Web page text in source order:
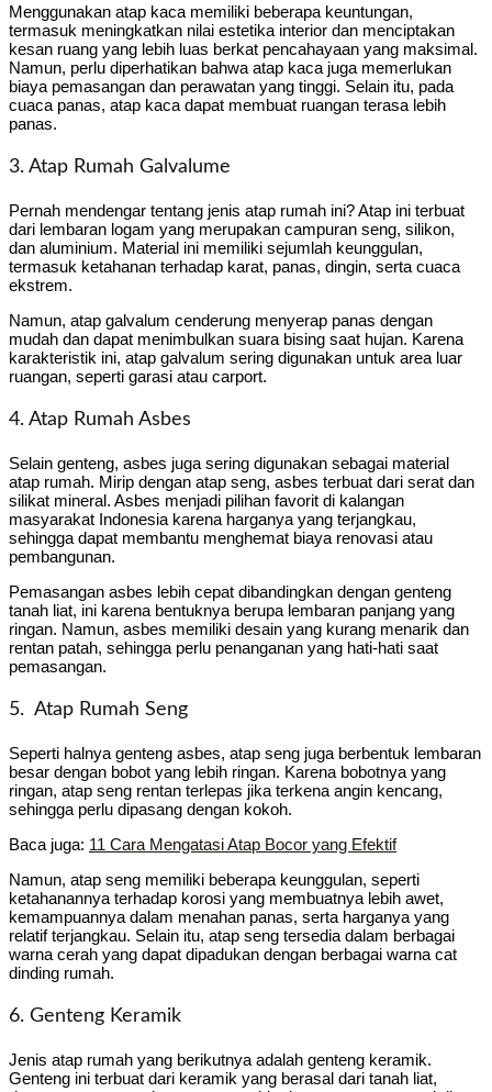
Menggunakan atap kaca memiliki beberapa keuntungan,
termasuk meningkatkan nilai estetika interior dan menciptakan
kesan ruang yang lebih luas berkat pencahayaan yang maksimal.
Namun, perlu diperhatikan bahwa atap kaca juga memerlukan
biaya pemasangan dan perawatan yang tinggi. Selain itu, pada
cuaca panas, atap kaca dapat membuat ruangan terasa lebih
panas.
3. Atap Rumah Galvalume
Pernah mendengar tentang jenis atap rumah ini? Atap ini terbuat
dari lembaran logam yang merupakan campuran seng, silikon,
dan aluminium. Material ini memiliki sejumlah keunggulan,
termasuk ketahanan terhadap karat, panas, dingin, serta cuaca
ekstrem.
Namun, atap galvalum cenderung menyerap panas dengan
mudah dan dapat menimbulkan suara bising saat hujan. Karena
karakteristik ini, atap galvalum sering digunakan untuk area luar
ruangan, seperti garasi atau carport.
4. Atap Rumah Asbes
Selain genteng, asbes juga sering digunakan sebagai material
atap rumah. Mirip dengan atap seng, asbes terbuat dari serat dan
silikat mineral. Asbes menjadi pilihan favorit di kalangan
masyarakat Indonesia karena harganya yang terjangkau,
sehingga dapat membantu menghemat biaya renovasi atau
pembangunan.
Pemasangan asbes lebih cepat dibandingkan dengan genteng
tanah liat, ini karena bentuknya berupa lembaran panjang yang
ringan. Namun, asbes memiliki desain yang kurang menarik dan
rentan patah, sehingga perlu penanganan yang hati-hati saat
pemasangan.
5. Atap Rumah Seng
Seperti halnya genteng asbes, atap seng juga berbentuk lembaran
besar dengan bobot yang lebih ringan. Karena bobotnya yang
ringan, atap seng rentan terlepas jika terkena angin kencang,
sehingga perlu dipasang dengan kokoh.
Baca juga: 11 Cara Mengatasi Atap Bocor yang Efektif
Namun, atap seng memiliki beberapa keunggulan, seperti
ketahanannya terhadap korosi yang membuatnya lebih awet,
kemampuannya dalam menahan panas, serta harganya yang
relatif terjangkau. Selain itu, atap seng tersedia dalam berbagai
warna cerah yang dapat dipadukan dengan berbagai warna cat
dinding rumah.
6. Genteng Keramik
Jenis atap rumah yang berikutnya adalah genteng keramik.
Genteng ini terbuat dari keramik yang berasal dari tanah liat,